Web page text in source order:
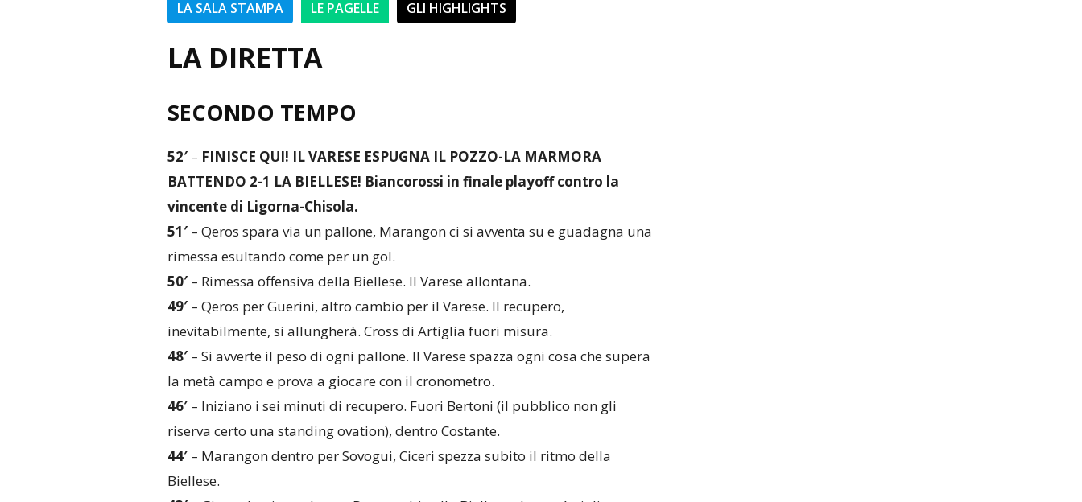
LA SALA STAMPA LE PAGELLE GLI HIGHLIGHTS
LA DIRETTA
SECONDO TEMPO
52′ – FINISCE QUI! IL VARESE ESPUGNA IL POZZO-LA MARMORA
BATTENDO 2-1 LA BIELLESE! Biancorossi in finale playoff contro la
vincente di Ligorna-Chisola.
51′ – Qeros spara via un pallone, Marangon ci si avventa su e guadagna una
rimessa esultando come per un gol.
50′ – Rimessa offensiva della Biellese. Il Varese allontana.
49′ – Qeros per Guerini, altro cambio per il Varese. Il recupero,
inevitabilmente, si allungherà. Cross di Artiglia fuori misura.
48′ – Si avverte il peso di ogni pallone. Il Varese spazza ogni cosa che supera
la metà campo e prova a giocare con il cronometro.
46′ – Iniziano i sei minuti di recupero. Fuori Bertoni (il pubblico non gli
riserva certo una standing ovation), dentro Costante.
44′ – Marangon dentro per Sovogui, Ciceri spezza subito il ritmo della
Biellese.